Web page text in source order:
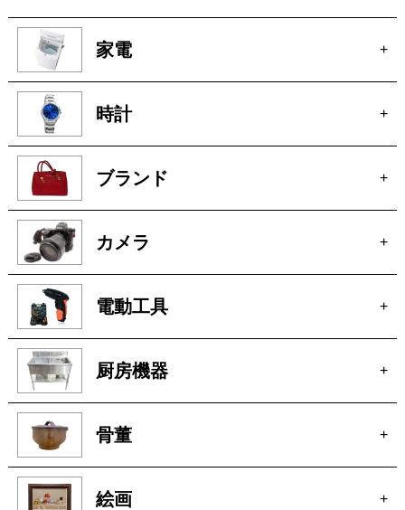
家電 +
時計 +
ブランド +
カメラ +
電動工具 +
厨房機器 +
骨董 +
絵画 +